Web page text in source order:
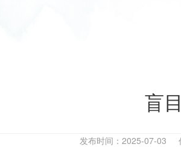
盲
发布时间：2025-07-03